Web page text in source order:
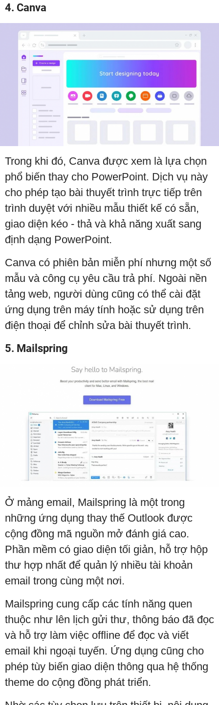
4. Canva
Trong khi đó, Canva được xem là lựa chọn
phổ biến thay cho PowerPoint. Dịch vụ này
cho phép tạo bài thuyết trình trực tiếp trên
trình duyệt với nhiều mẫu thiết kế có sẵn,
giao diện kéo - thả và khả năng xuất sang
định dạng PowerPoint.
Canva có phiên bản miễn phí nhưng một số
mẫu và công cụ yêu cầu trả phí. Ngoài nền
tảng web, người dùng cũng có thể cài đặt
ứng dụng trên máy tính hoặc sử dụng trên
điện thoại để chỉnh sửa bài thuyết trình.
5. Mailspring
Ở mảng email, Mailspring là một trong
những ứng dụng thay thế Outlook được
cộng đồng mã nguồn mở đánh giá cao.
Phần mềm có giao diện tối giản, hỗ trợ hộp
thư hợp nhất để quản lý nhiều tài khoản
email trong cùng một nơi.
Mailspring cung cấp các tính năng quen
thuộc như lên lịch gửi thư, thông báo đã đọc
và hỗ trợ làm việc offline để đọc và viết
email khi ngoại tuyến. Ứng dụng cũng cho
phép tùy biến giao diện thông qua hệ thống
theme do cộng đồng phát triển.